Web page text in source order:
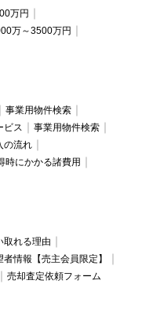
万円
万～3500万円
事業用物件検索
ビス
事業用物件検索
の流れ
時にかかる諸費用
取れる理由
者情報【売主会員限定】
売却査定依頼フォーム